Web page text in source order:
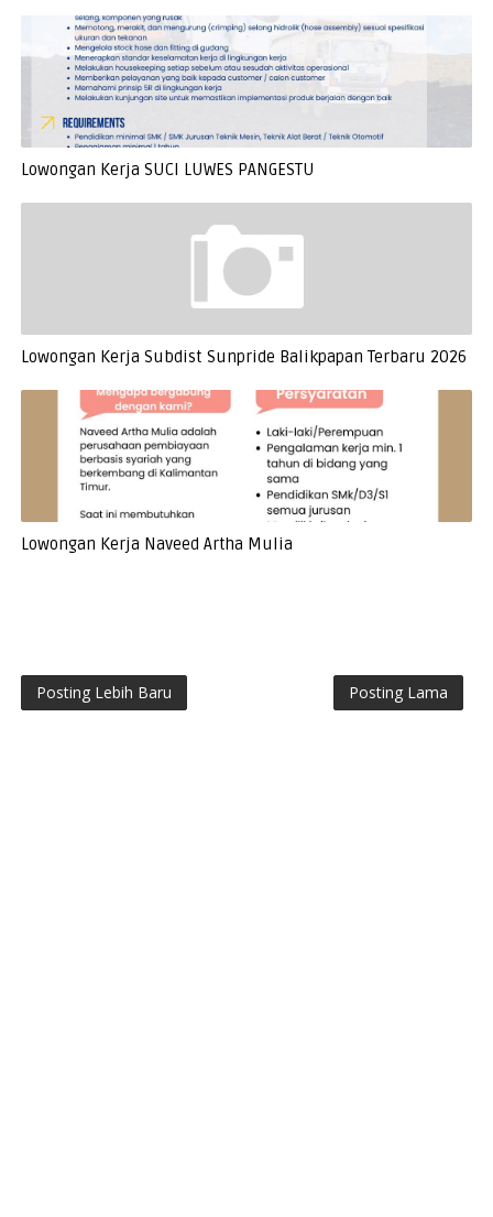
Lowongan Kerja SUCI LUWES PANGESTU
Lowongan Kerja Subdist Sunpride Balikpapan Terbaru 2026
Lowongan Kerja Naveed Artha Mulia
Posting Lebih Baru Posting Lama